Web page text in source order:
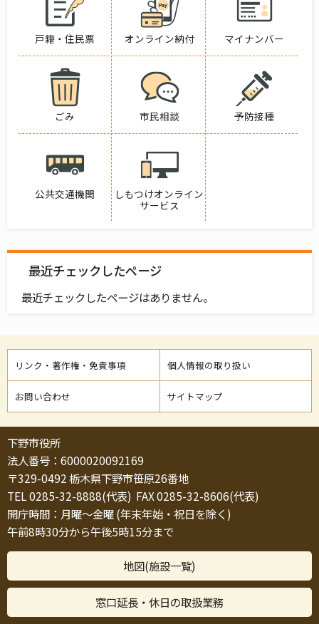
戸籍・住民票 オンライン納付 マイナンバー
ごみ 市民相談 予防接種
公共交通機関
しもつけオンライン
サービス
最近チェックしたページ
最近チェックしたページはありません。
リンク・著作権・免責事項 個人情報の取り扱い
お問い合わせ サイトマップ
下野市役所
法人番号：6000020092169
〒329-0492 栃木県下野市笹原26番地
TEL 0285-32-8888(代表) FAX 0285-32-8606(代表)
開庁時間：月曜～金曜 (年末年始・祝日を除く)
午前8時30分から午後5時15分まで
地図(施設一覧)
窓口延長・休日の取扱業務